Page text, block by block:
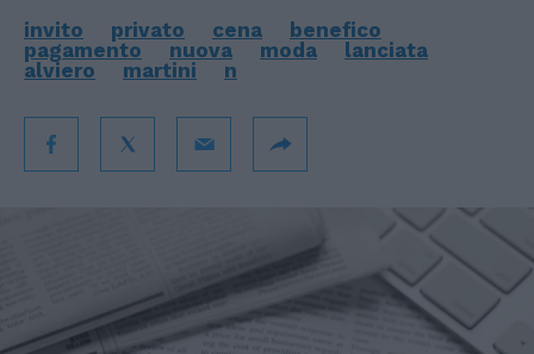
invito privato cena
benefico
pagamento
nuova moda
lanciata
alviero
martini n